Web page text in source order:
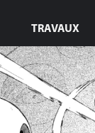
TRAVAUX